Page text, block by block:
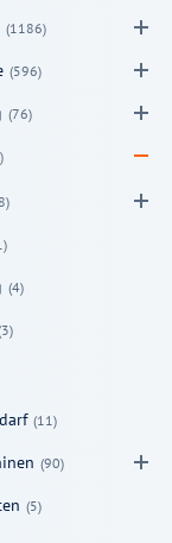
(1186)
(596)
(76)
(4)
(11)
(90)
(5)